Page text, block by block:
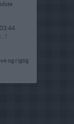
og rigtig